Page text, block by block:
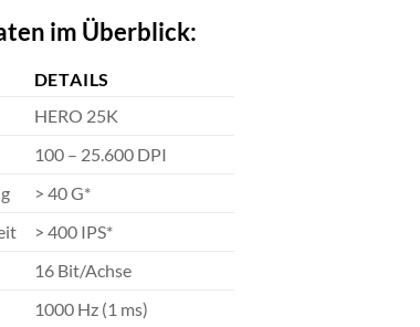
im Überblick:
DETAILS
HERO 25K
100 – 25.600 DPI
> 40 G*
> 400 IPS*
16 Bit/Achse
1000 Hz (1 ms)